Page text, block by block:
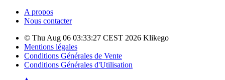
A propos
Nous contacter
© Thu Aug 06 03:33:27 CEST 2026 Klikego
Mentions légales
Conditions Générales de Vente
Conditions Générales d'Utilisation